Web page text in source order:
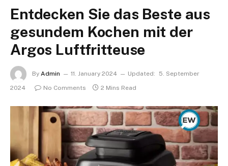
Entdecken Sie das Beste aus
gesundem Kochen mit der
Argos Luftfritteuse
By Admin 11. January 2024 Updated:
5. September
2024
No Comments 2 Mins Read